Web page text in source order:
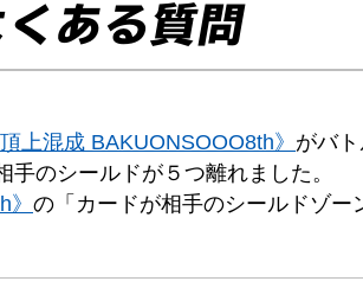
くある質問
頂上混成 BAKUONSOOO8th》 がバ
手のシールドが５つ離れました。
の「カードが相手のシールドゾー